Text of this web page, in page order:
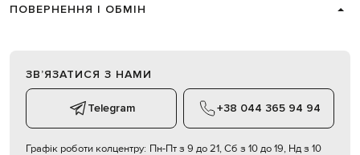
ПОВЕРНЕННЯ І ОБМІН
ЗВʼЯЗАТИСЯ З НАМИ
Telegram +38 044 365 94 94
Графік роботи колцентру: Пн-Пт з 9 до 21, Сб з 10 до 19, Нд з 10